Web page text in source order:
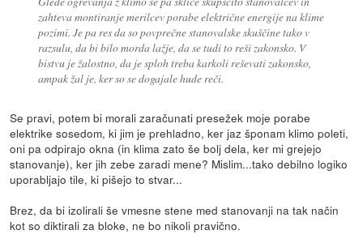
zahteva montiranje merilcev porabe električne energije na klime
pozimi. Je pa res da so povprečne stanovalske skuščine tako v
razsulu, da bi bilo morda lažje, da se tudi to reši zakonsko. V
bistvu je žalostno, da je sploh treba karkoli reševati zakonsko,
ampak žal je, ker so se dogajale hude reči.
Se pravi, potem bi morali zaračunati presežek moje porabe
elektrike sosedom, ki jim je prehladno, ker jaz šponam klimo poleti,
oni pa odpirajo okna (in klima zato še bolj dela, ker mi grejejo
stanovanje), ker jih zebe zaradi mene? Mislim...tako debilno logiko
uporabljajo tile, ki pišejo to stvar...
Brez, da bi izolirali še vmesne stene med stanovanji na tak način
kot so diktirali za bloke, ne bo nikoli pravično.